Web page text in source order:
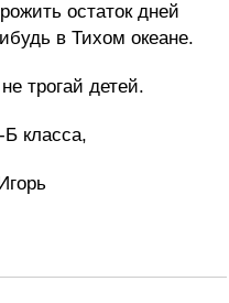
остаток дней
в Тихом океане.
трогай детей.
Б класса,